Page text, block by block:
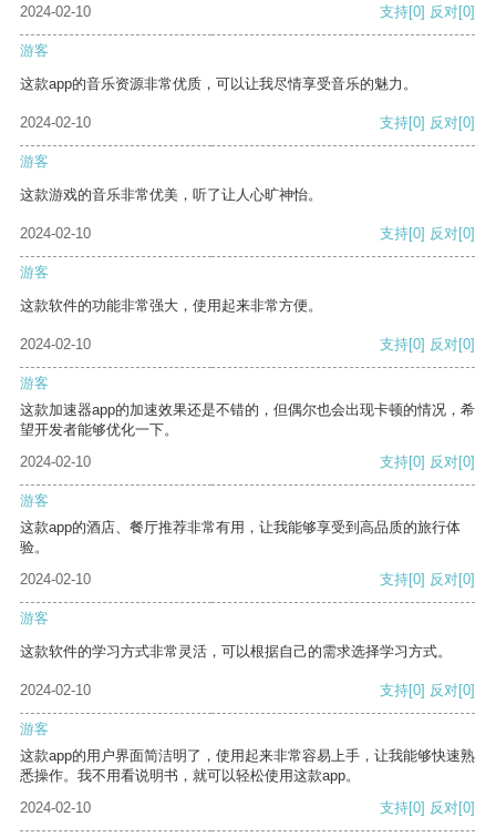
2024-02-10 支持[0] 反对[0]
游客
这款app的音乐资源非常优质，可以让我尽情享受音乐的魅力。
2024-02-10 支持[0] 反对[0]
游客
这款游戏的音乐非常优美，听了让人心旷神怡。
2024-02-10 支持[0] 反对[0]
游客
这款软件的功能非常强大，使用起来非常方便。
2024-02-10 支持[0] 反对[0]
游客
这款加速器app的加速效果还是不错的，但偶尔也会出现卡顿的情况，希
望开发者能够优化一下。
2024-02-10
支持[0] 反对[0]
游客
这款app的酒店、餐厅推荐非常有用，让我能够享受到高品质的旅行体
验。
2024-02-10
支持[0] 反对[0]
游客
这款软件的学习方式非常灵活，可以根据自己的需求选择学习方式。
2024-02-10 支持[0] 反对[0]
游客
这款app的用户界面简洁明了，使用起来非常容易上手，让我能够快速熟
悉操作。我不用看说明书，就可以轻松使用这款app。
2024-02-10
支持[0] 反对[0]